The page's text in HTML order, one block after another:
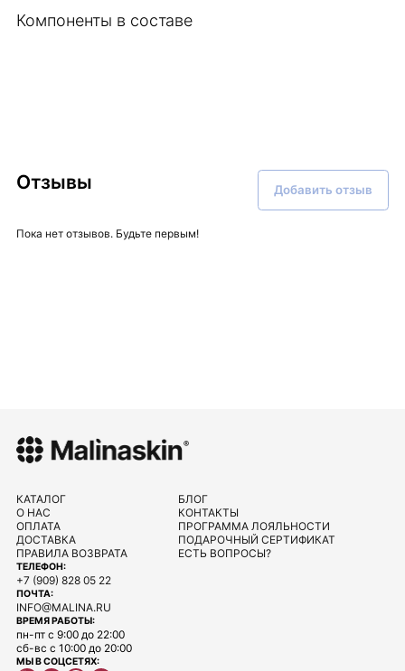
кожа быстро пришла в естественное состояние и была готова к
Компоненты в составе
Отзывы Добавить отзыв
Пока нет отзывов. Будьте первым!
ТЕЛЕФОН:
+7 (909) 828 05 22
ПОЧТА:
INFO@MALINA.RU
ВРЕМЯ РАБОТЫ:
пн-пт с 9:00 до 22:00
сб-вс с 10:00 до 20:00
МЫ В СОЦСЕТЯХ:
КАТАЛОГ
О НАС
ОПЛАТА
ДОСТАВКА
ПРАВИЛА ВОЗВРАТА
БЛОГ
КОНТАКТЫ
ПРОГРАММА ЛОЯЛЬНОСТИ
ПОДАРОЧНЫЙ СЕРТИФИКАТ
ЕСТЬ ВОПРОСЫ?